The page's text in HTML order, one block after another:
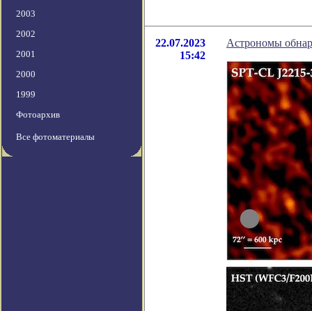
2003
2002
2001
2000
1999
Фотоархив
Все фотоматериалы
22.07.2023
15:42
Астрономы